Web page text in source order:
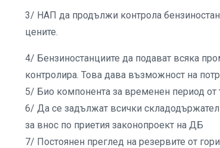
3/ НАП да продължи контрола
цените.
4/ Бензиностанциите да подават всяка
контролира. Това дава възможност на
5/ Био компонента за временен период от
6/ Да се задължат всички
за внос по приетия законопроект на ДБ
7/ Постоянен преглед на резервите от